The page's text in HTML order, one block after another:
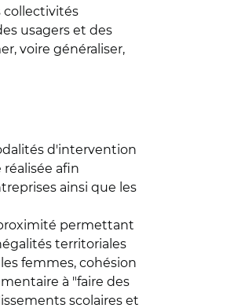
collectivités
usagers et des
voire généraliser,
d'intervention
afin
ainsi que les
permettant
territoriales
femmes, cohésion
à "faire des
scolaires et